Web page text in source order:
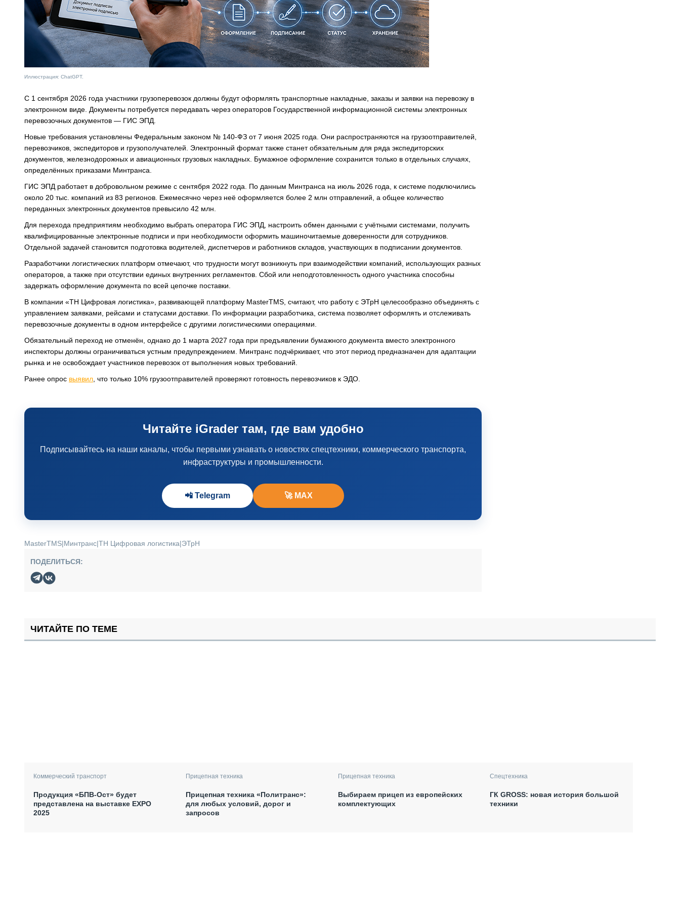
Иллюстрация: ChatGPT.
С 1 сентября 2026 года участники грузоперевозок должны будут оформлять транспортные накладные, заказы и заявки на перевозку в
электронном виде. Документы потребуется передавать через операторов Государственной информационной системы электронных
перевозочных документов — ГИС ЭПД.
Новые требования установлены Федеральным законом № 140-ФЗ от 7 июня 2025 года. Они распространяются на грузоотправителей,
перевозчиков, экспедиторов и грузополучателей. Электронный формат также станет обязательным для ряда экспедиторских
документов, железнодорожных и авиационных грузовых накладных. Бумажное оформление сохранится только в отдельных случаях,
определённых приказами Минтранса.
ГИС ЭПД работает в добровольном режиме с сентября 2022 года. По данным Минтранса на июль 2026 года, к системе подключились
около 20 тыс. компаний из 83 регионов. Ежемесячно через неё оформляется более 2 млн отправлений, а общее количество
переданных электронных документов превысило 42 млн.
Для перехода предприятиям необходимо выбрать оператора ГИС ЭПД, настроить обмен данными с учётными системами, получить
квалифицированные электронные подписи и при необходимости оформить машиночитаемые доверенности для сотрудников.
Отдельной задачей становится подготовка водителей, диспетчеров и работников складов, участвующих в подписании документов.
Разработчики логистических платформ отмечают, что трудности могут возникнуть при взаимодействии компаний, использующих разных
операторов, а также при отсутствии единых внутренних регламентов. Сбой или неподготовленность одного участника способны
задержать оформление документа по всей цепочке поставки.
В компании «ТН Цифровая логистика», развивающей платформу MasterTMS, считают, что работу с ЭТрН целесообразно объединять с
управлением заявками, рейсами и статусами доставки. По информации разработчика, система позволяет оформлять и отслеживать
перевозочные документы в одном интерфейсе с другими логистическими операциями.
Обязательный переход не отменён, однако до 1 марта 2027 года при предъявлении бумажного документа вместо электронного
инспекторы должны ограничиваться устным предупреждением. Минтранс подчёркивает, что этот период предназначен для адаптации
рынка и не освобождает участников перевозок от выполнения новых требований.
Ранее опрос выявил , что только 10% грузоотправителей проверяют готовность перевозчиков к ЭДО.
Читайте iGrader там, где вам удобно
Подписывайтесь на наши каналы, чтобы первыми узнавать о новостях спецтехники, коммерческого транспорта,
инфраструктуры и промышленности.
📲 Telegram 🚀 MAX
MasterTMS|Минтранс|ТН Цифровая логистика|ЭТрН
ПОДЕЛИТЬСЯ:
ЧИТАЙТЕ ПО ТЕМЕ
Коммерческий транспорт
Продукция «БПВ-Ост» будет
представлена на выставке EXPO
2025
Прицепная техника
Прицепная техника «Политранс»:
для любых условий, дорог и
запросов
Прицепная техника
Выбираем прицеп из европейских
комплектующих
Спецтехника
ГК GROSS: новая история большой
техники